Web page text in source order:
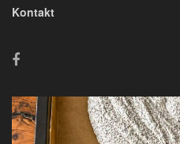
Kontakt